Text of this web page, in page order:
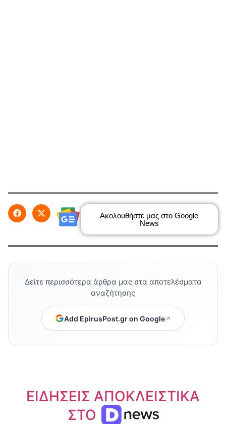
Ακολουθήστε μας στο Google
News
Δείτε περισσότερα άρθρα μας στα αποτελέσματα
αναζήτησης
Add EpirusPost.gr on Google
ΕΙΔΗΣΕΙΣ ΑΠΟΚΛΕΙΣΤΙΚΑ
ΣΤΟ